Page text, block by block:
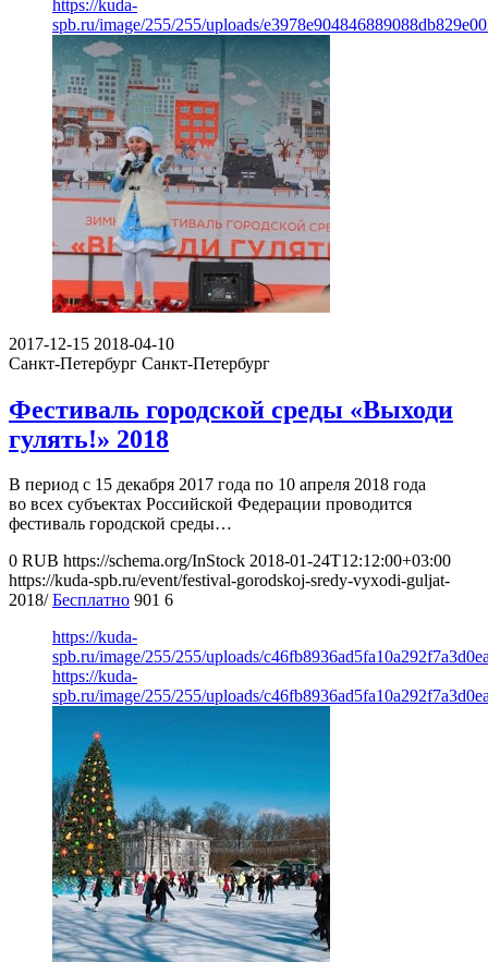
https://kuda-
spb.ru/image/255/255/uploads/
2017-12-15 2018-04-10
Санкт-Петербург Санкт-Петербург
Фестиваль городской среды «Выходи
гулять!» 2018
В период с 15 декабря 2017 года по 10 апреля 2018 года
во всех субъектах Российской Федерации проводится
фестиваль городской среды…
0 RUB https://schema.org/InStock 2018-01-24T12:12:00+03:00
https://kuda-spb.ru/event/festival-gorodskoj-sredy-vyxodi-guljat-
2018/ Бесплатно 901 6
https://kuda-
spb.ru/image/255/255/uploads/
https://kuda-
spb.ru/image/255/255/uploads/